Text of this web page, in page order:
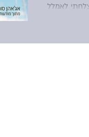
לאמלל